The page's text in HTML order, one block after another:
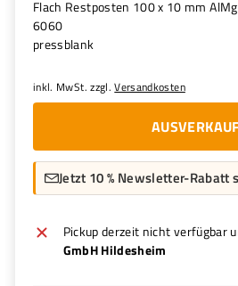
Flach Restposten 100 x 10 mm
6060
pressblank
inkl. MwSt. zzgl.Versandkosten
Jetzt 10 % Newsletter-Rabatt
Pickup derzeit nicht verfügbar
GmbH Hildesheim